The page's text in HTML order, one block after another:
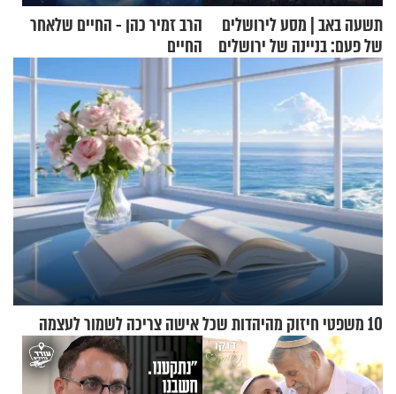
תשעה באב | מסע לירושלים
של פעם: בניינה של ירושלים
הרב זמיר כהן - החיים שלאחר
החיים
10 משפטי חיזוק מהיהדות שכל אישה צריכה לשמור לעצמה